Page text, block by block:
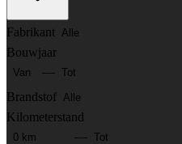
Fabrikant
Bouwjaar
—
Brandstof
Kilometerstand
—